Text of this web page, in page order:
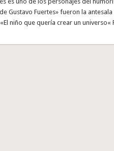
Gustavo Fuertes» fueron la
niño que quería crear un